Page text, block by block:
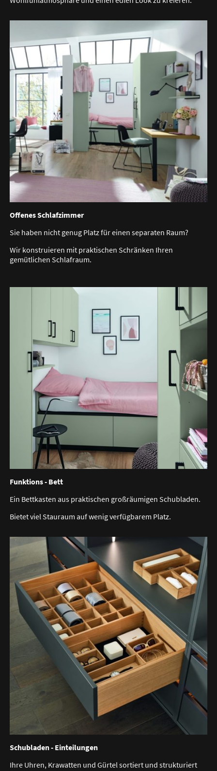
Offenes Schlafzimmer
Sie haben nicht genug Platz für einen separaten Raum?
Wir konstruieren mit praktischen Schränken Ihren
gemütlichen Schlafraum.
Funktions - Bett
Ein Bettkasten aus praktischen großräumigen Schubladen.
Bietet viel Stauraum auf wenig verfügbarem Platz.
Schubladen - Einteilungen
Ihre Uhren, Krawatten und Gürtel sortiert und strukturiert